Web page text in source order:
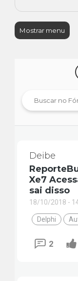
Mostrar menu
Deibe
Xe7
sai disso
18/10/2018 -
Delphi
2